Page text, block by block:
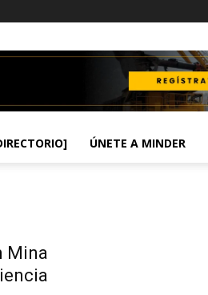
ÚNETE A MINDER
Mina